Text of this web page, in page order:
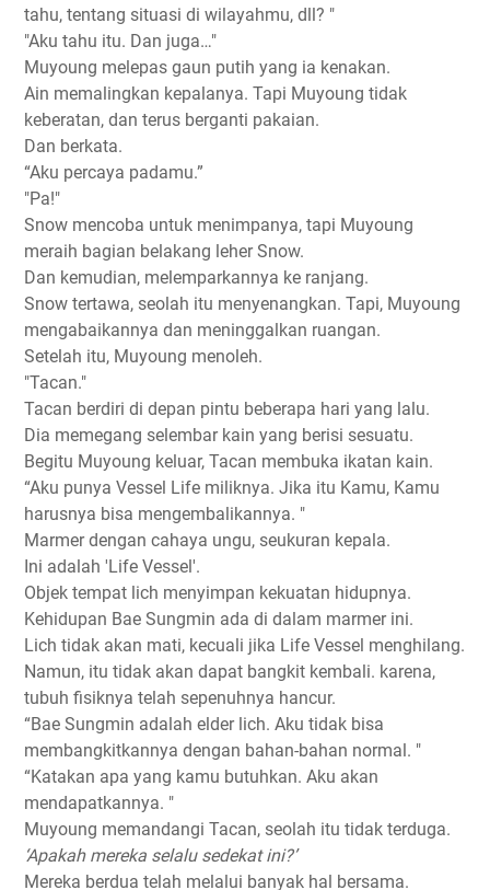
tahu, tentang situasi di wilayahmu, dll? "
"Aku tahu itu. Dan juga…"
Muyoung melepas gaun putih yang ia kenakan.
Ain memalingkan kepalanya. Tapi Muyoung tidak
keberatan, dan terus berganti pakaian.
Dan berkata.
“Aku percaya padamu.”
"Pa!"
Snow mencoba untuk menimpanya, tapi Muyoung
meraih bagian belakang leher Snow.
Dan kemudian, melemparkannya ke ranjang.
Snow tertawa, seolah itu menyenangkan. Tapi, Muyoung
mengabaikannya dan meninggalkan ruangan.
Setelah itu, Muyoung menoleh.
"Tacan."
Tacan berdiri di depan pintu beberapa hari yang lalu.
Dia memegang selembar kain yang berisi sesuatu.
Begitu Muyoung keluar, Tacan membuka ikatan kain.
“Aku punya Vessel Life miliknya. Jika itu Kamu, Kamu
harusnya bisa mengembalikannya. "
Marmer dengan cahaya ungu, seukuran kepala.
Ini adalah 'Life Vessel'.
Objek tempat lich menyimpan kekuatan hidupnya.
Kehidupan Bae Sungmin ada di dalam marmer ini.
Lich tidak akan mati, kecuali jika Life Vessel menghilang.
Namun, itu tidak akan dapat bangkit kembali. karena,
tubuh fisiknya telah sepenuhnya hancur.
“Bae Sungmin adalah elder lich. Aku tidak bisa
membangkitkannya dengan bahan-bahan normal. "
“Katakan apa yang kamu butuhkan. Aku akan
mendapatkannya. "
Muyoung memandangi Tacan, seolah itu tidak terduga.
‘Apakah mereka selalu sedekat ini?’
Mereka berdua telah melalui banyak hal bersama.